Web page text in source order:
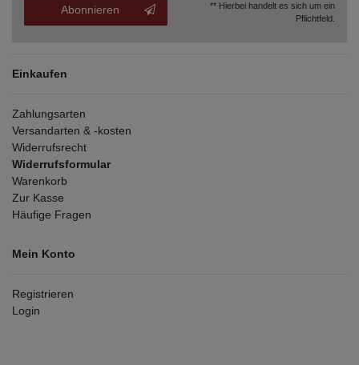
Abonnieren
** Hierbei handelt es sich um ein
Pflichtfeld.
Einkaufen
Zahlungsarten
Versandarten & -kosten
Widerrufsrecht
Widerrufsformular
Warenkorb
Zur Kasse
Häufige Fragen
Mein Konto
Registrieren
Login